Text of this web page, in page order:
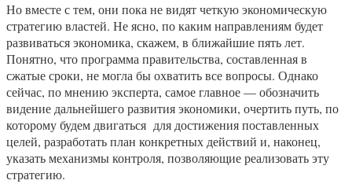
Но вместе с тем, они пока не видят четкую экономическую
стратегию властей. Не ясно, по каким направлениям будет
развиваться экономика, скажем, в ближайшие пять лет.
Понятно, что программа правительства, составленная в
сжатые сроки, не могла бы охватить все вопросы. Однако
сейчас, по мнению эксперта, самое главное — обозначить
видение дальнейшего развития экономики, очертить путь, по
которому будем двигаться для достижения поставленных
целей, разработать план конкретных действий и, наконец,
указать механизмы контроля, позволяющие реализовать эту
стратегию.